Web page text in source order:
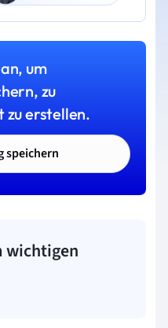
um
zu
zu erstellen.
speichern
wichtigen